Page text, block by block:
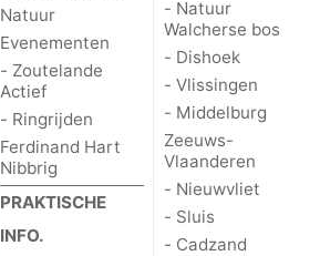
Natuur
Evenementen
- Zoutelande
Actief
- Ringrijden
Ferdinand Hart
Nibbrig
PRAKTISCHE
INFO.
- Natuur
Walcherse bos
- Dishoek
- Vlissingen
- Middelburg
Zeeuws-
Vlaanderen
- Nieuwvliet
- Sluis
- Cadzand